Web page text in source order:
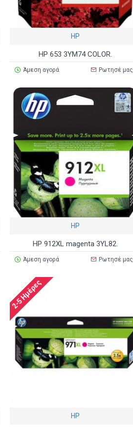
HP
HP 653 3YM74 COLOR.
Άμεση αγορά Ρωτησέ μας
HP
HP 912XL magenta 3YL82.
Άμεση αγορά Ρωτησέ μας
2-5 Ημέρες
HP